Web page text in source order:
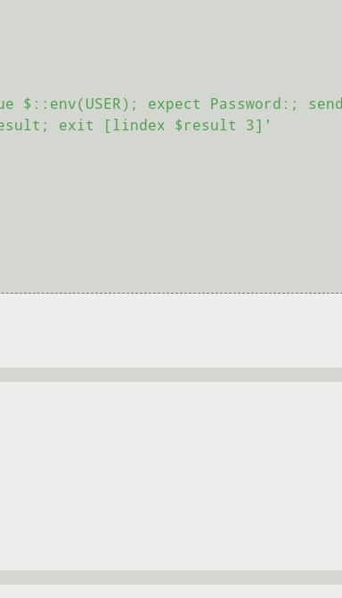
expect Password:; send
result; exit [lindex $result 3]'